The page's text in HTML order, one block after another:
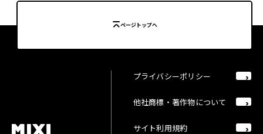
ページトップへ
プライバシーポリシー
他社商標・著作物について
サイト利用規約